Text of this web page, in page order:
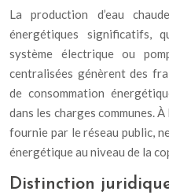
La production d’eau
énergétiques significatifs,
système électrique ou
centralisées génèrent des
de consommation
dans les charges communes.
fournie par le réseau public,
énergétique au niveau de la
Distinction